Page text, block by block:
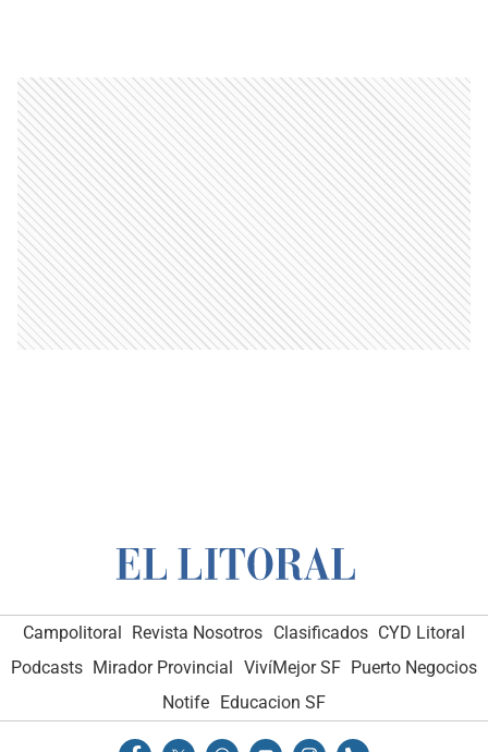
Campolitoral Revista Nosotros Clasificados CYD Litoral
Podcasts Mirador Provincial VivíMejor SF Puerto Negocios
Notife Educacion SF